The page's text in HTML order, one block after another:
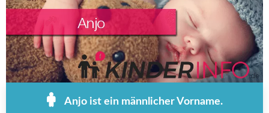
Anjo ist ein männlicher Vorname.